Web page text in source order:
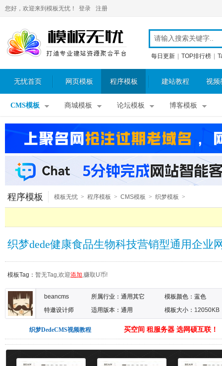
您好，欢迎来到模板无忧！ 登录 注册
每日更新 TOP排行榜
无忧首页 网页模板 程序模板 建站教程 视频
CMS模板 商城模板 论坛模板 博客模板
程序模板 模板无忧 > 程序模板 > CMS模板 > 织梦模板 >
织梦dede健康食品生物科技营销型通用企业
模板Tag： 暂无Tag,欢迎添加,赚取U币!
beancms
特邀设计师
所属行业： 通用其它 模板颜色： 蓝色
适用版本：通用
模板大小：12050KB
织梦DedeCMS视频教程 买空间 租服务器 选网硕互联！